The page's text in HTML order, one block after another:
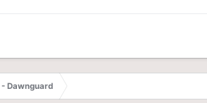
Dawnguard